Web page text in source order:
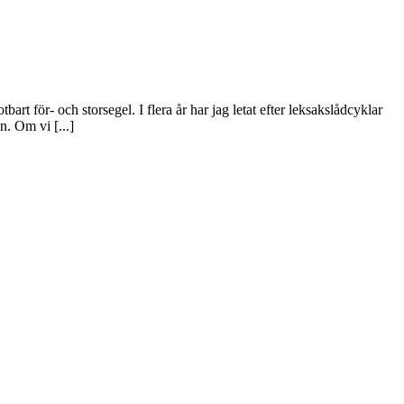
för- och storsegel. I flera år har jag letat efter leksakslådcyklar
Om vi [...]